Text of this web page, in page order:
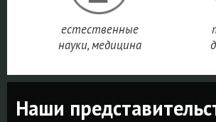
естественные
науки, медицина
Наши